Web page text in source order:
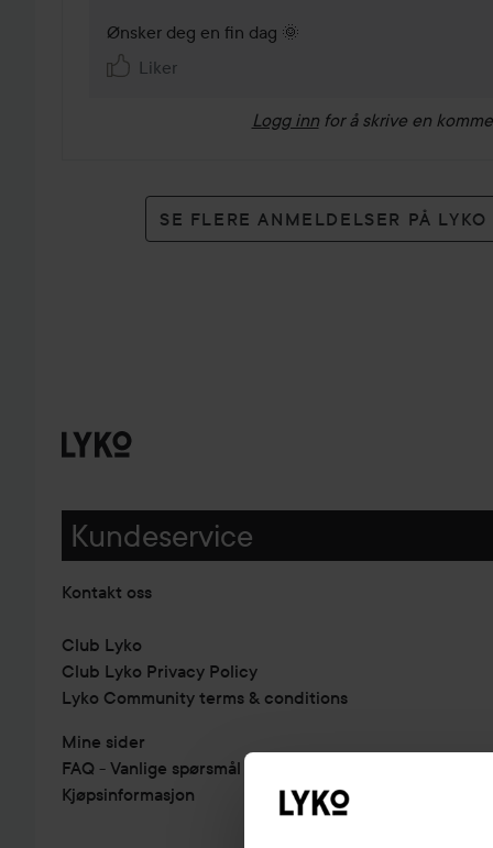
Ønsker deg en fin dag 🌞
Liker
Logg inn for å skrive en
SE FLERE ANMELDELSER PÅ
Kundeservice
Kontakt oss
Club Lyko
Club Lyko Privacy Policy
Lyko Community terms & conditions
Mine sider
FAQ - Vanlige spørsmål & svar
Kjøpsinformasjon